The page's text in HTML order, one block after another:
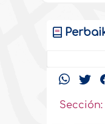
Sección: